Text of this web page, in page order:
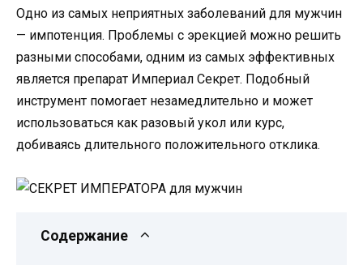
Одно из самых неприятных заболеваний для мужчин
— импотенция. Проблемы с эрекцией можно решить
разными способами, одним из самых эффективных
является препарат Империал Секрет. Подобный
инструмент помогает незамедлительно и может
использоваться как разовый укол или курс,
добиваясь длительного положительного отклика.
Содержание